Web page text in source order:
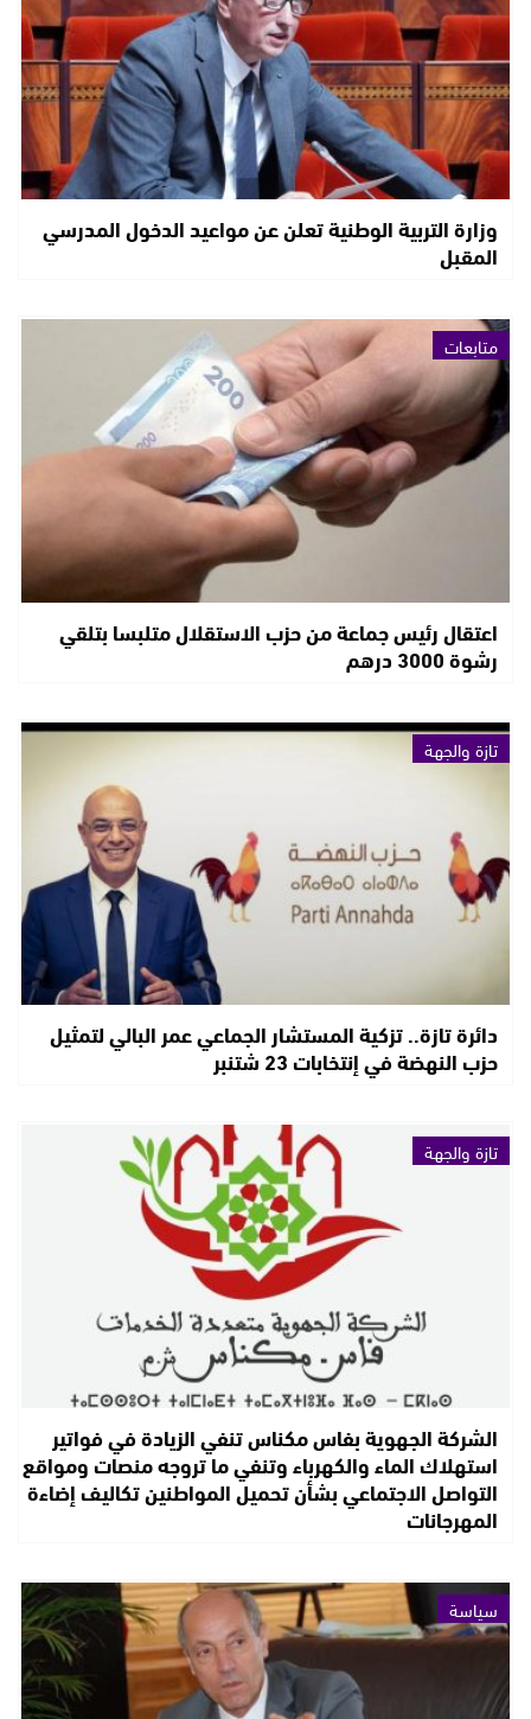
وزارة التربية الوطنية تعلن عن مواعيد الدخول المدرسي
المقبل
متابعات
اعتقال رئيس جماعة من حزب الاستقلال متلبسا بتلقي
رشوة 3000 درهم
تازة والجهة
دائرة تازة.. تزكية المستشار الجماعي عمر البالي لتمثيل
حزب النهضة في إنتخابات 23 شتنبر
تازة والجهة
الشركة الجهوية بفاس مكناس تنفي الزيادة في فواتير
استهلاك الماء والكهرباء وتنفي ما تروجه منصات ومواقع
التواصل الاجتماعي بشأن تحميل المواطنين تكاليف إضاءة
المهرجانات
سياسة